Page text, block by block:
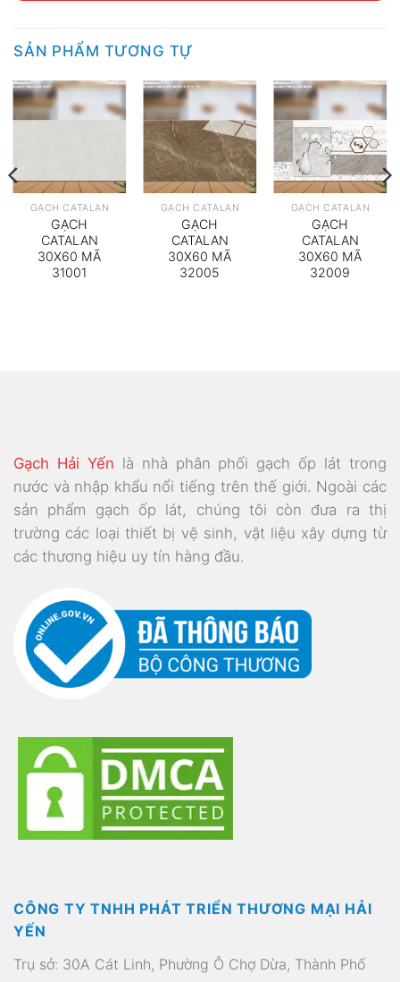
SẢN PHẨM TƯƠNG TỰ
GẠCH CATALAN
GẠCH
CATALAN
30X60 MÃ
31001
GẠCH CATALAN
GẠCH
CATALAN
30X60 MÃ
32005
GẠCH CATALAN
GẠCH
CATALAN
30X60 MÃ
32009
Gạch Hải Yến là nhà phân phối gạch ốp lát trong
nước và nhập khẩu nổi tiếng trên thế giới. Ngoài các
sản phẩm gạch ốp lát, chúng tôi còn đưa ra thị
trường các loại thiết bị vệ sinh, vật liệu xây dựng từ
các thương hiệu uy tín hàng đầu.
CÔNG TY TNHH PHÁT TRIỂN THƯƠNG MẠI HẢI
YẾN
Trụ sở: 30A Cát Linh, Phường Ô Chợ Dừa, Thành Phố